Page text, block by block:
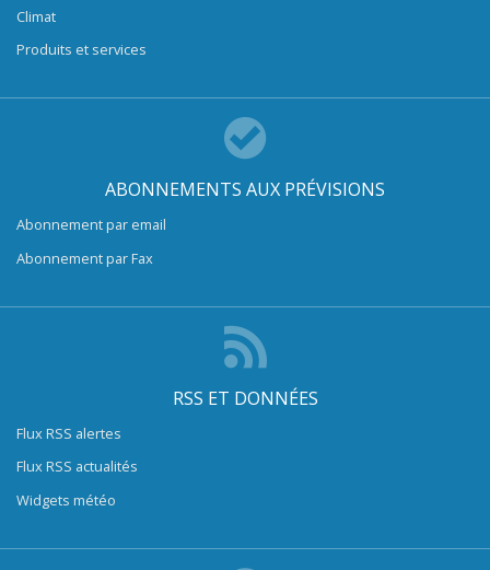
Climat
Produits et services
ABONNEMENTS AUX PRÉVISIONS
Abonnement par email
Abonnement par Fax
RSS ET DONNÉES
Flux RSS alertes
Flux RSS actualités
Widgets météo